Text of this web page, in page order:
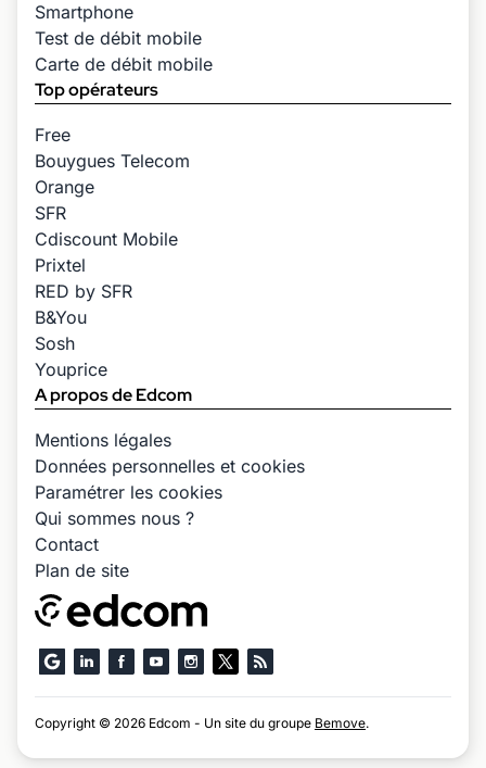
Smartphone
Test de débit mobile
Carte de débit mobile
Top opérateurs
Free
Bouygues Telecom
Orange
SFR
Cdiscount Mobile
Prixtel
RED by SFR
B&You
Sosh
Youprice
A propos de Edcom
Mentions légales
Données personnelles et cookies
Paramétrer les cookies
Qui sommes nous ?
Contact
Plan de site
Copyright © 2026 Edcom - Un site du groupe Bemove.